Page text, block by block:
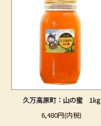
久万高原町：山の蜜 1kg
6,480円(内税)